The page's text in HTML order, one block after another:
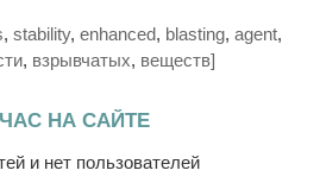
, stability, enhanced, blasting, agent,
, взрывчатых, веществ]
НА САЙТЕ
и нет пользователей